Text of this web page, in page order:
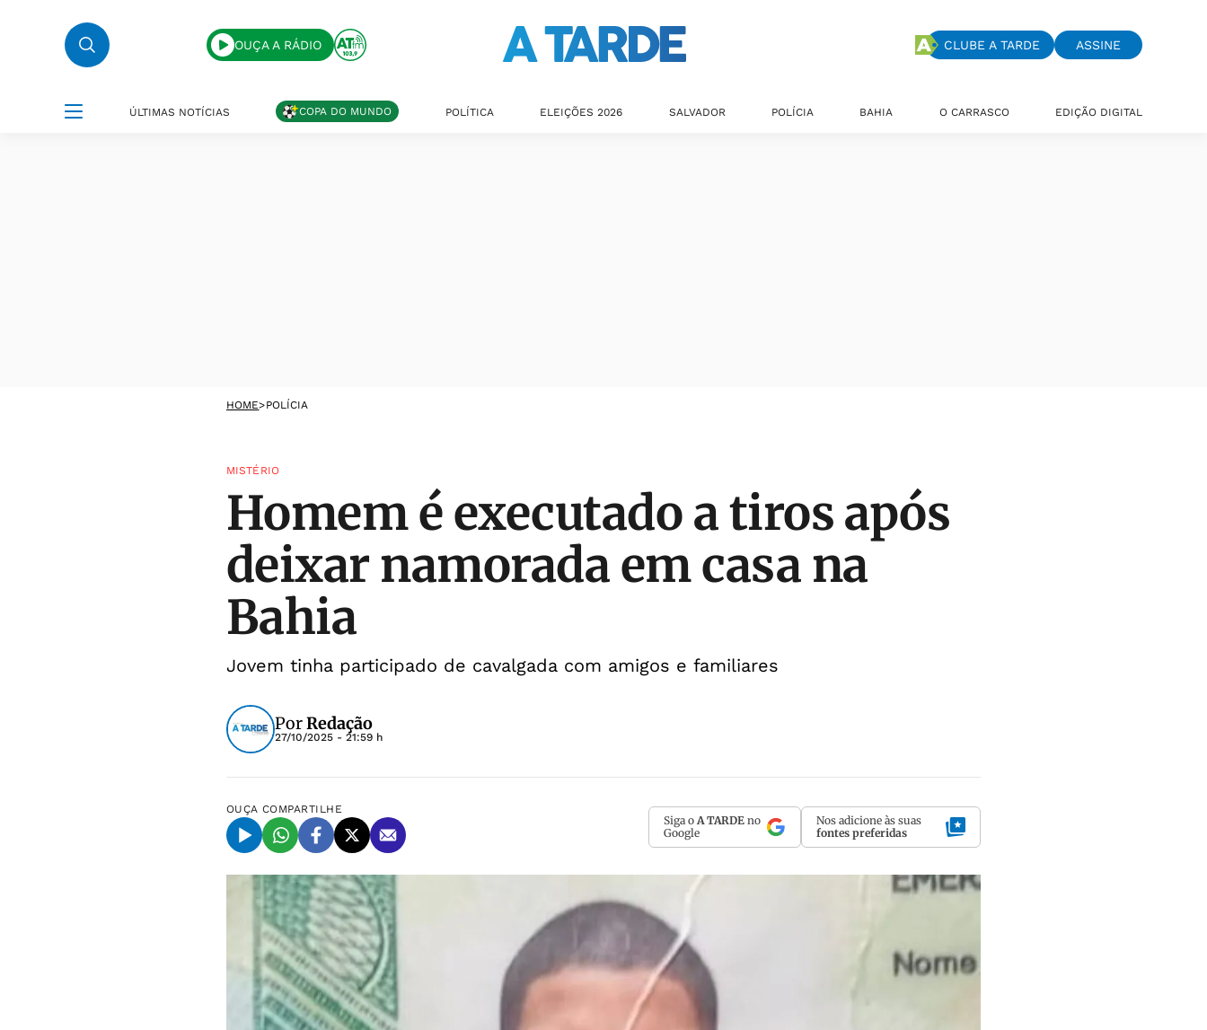
OUÇA A RÁDIO CLUBE A TARDE ASSINE
ÚLTIMAS NOTÍCIAS COPA DO MUNDO POLÍTICA ELEIÇÕES 2026 SALVADOR POLÍCIA BAHIA O CARRASCO EDIÇÃO DIGITAL
HOME>POLÍCIA
MISTÉRIO
Homem é executado a tiros após
deixar namorada em casa na
Bahia
Jovem tinha participado de cavalgada com amigos e familiares
PorRedação
27/10/2025 - 21:59 h
OUÇA COMPARTILHE
Siga o A TARDE no
Google
Nos adicione às suas
fontes preferidas